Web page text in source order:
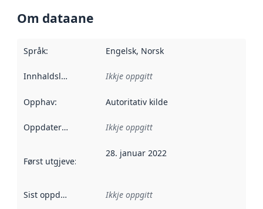
Om dataane
Språk: Engelsk, Norsk
Innhaldsleverandørar :
Ikkje oppgitt
Opphav: Autoritativ kilde
Oppdateringsfrekvens :
Ikkje oppgitt
Først utgjeve: Denne datoen seier når dataa i dette
28. januar 2022
Sist oppdatert Ikkje oppgitt